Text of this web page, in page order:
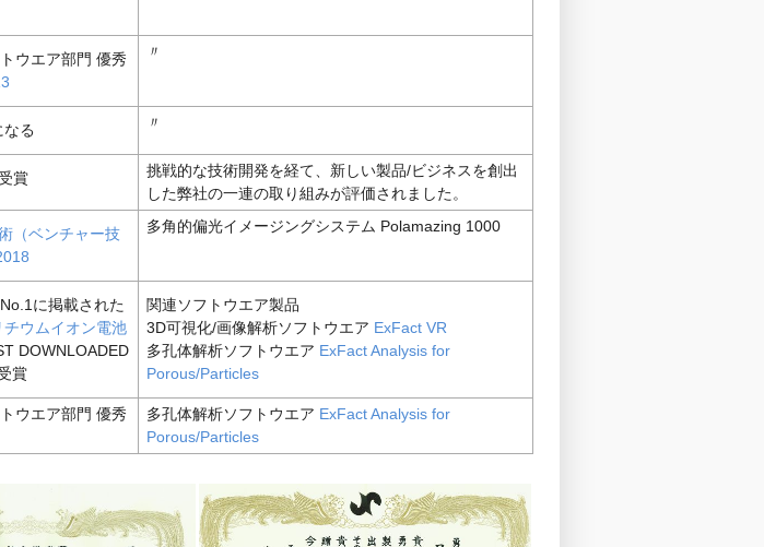
ウエア部門 優秀
〃
る 〃
賞
挑戦的な技術開発を経て、新しい製品/ビジネスを創出
した弊社の一連の取り組みが評価されました。
（ベンチャー技
多角的偏光イメージングシステム Polamazing 1000
に掲載された
チウムイオン電池
DOWNLOADED
賞
関連ソフトウエア製品
3D可視化/画像解析ソフトウエア ExFact VR
多孔体解析ソフトウエア ExFact Analysis for
Porous/Particles
ウエア部門 優秀
多孔体解析ソフトウエア ExFact Analysis for
Porous/Particles